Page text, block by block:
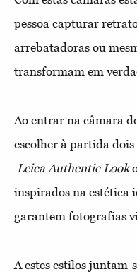
pessoa capturar
arrebatadoras ou
transformam em
Ao entrar na câmara
escolher à partida
Leica Authentic Look
inspirados na estética
garantem fotografias
A estes estilos